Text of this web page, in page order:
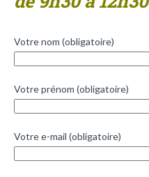
Votre nom (obligatoire)
Votre prénom (obligatoire)
Votre e-mail (obligatoire)